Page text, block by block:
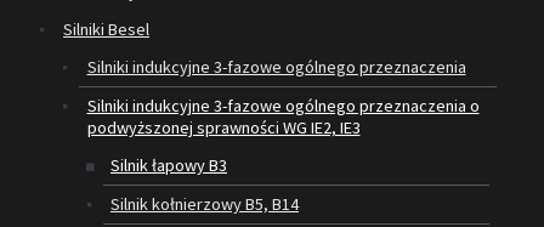
PIŁY TARCZOWE
Silniki Besel
Silniki indukcyjne 3-fazowe ogólnego przeznaczenia
Silniki indukcyjne 3-fazowe ogólnego przeznaczenia o
podwyższonej sprawności WG IE2, IE3
Silnik łapowy B3
Silnik kołnierzowy B5, B14